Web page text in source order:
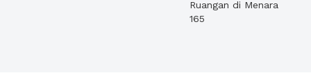
Ruangan di Menara
165